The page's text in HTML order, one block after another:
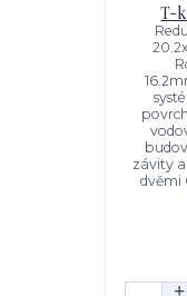
T-
závity
dvěmi